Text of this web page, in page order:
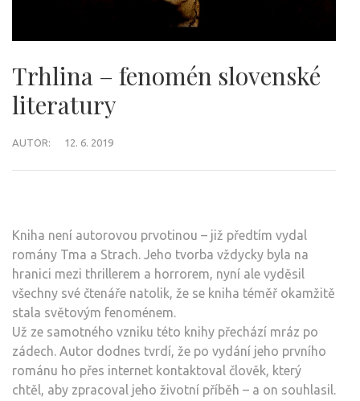
Trhlina – fenomén slovenské
literatury
AUTOR: 12. 6. 2019
Kniha není autorovou prvotinou – již předtím vydal
romány Tma a Strach. Jeho tvorba vždycky byla na
hranici mezi thrillerem a horrorem, nyní ale vyděsil
všechny své čtenáře natolik, že se kniha téměř okamžitě
stala světovým fenoménem.
Už ze samotného vzniku této knihy přechází mráz po
zádech. Autor dodnes tvrdí, že po vydání jeho prvního
románu ho přes internet kontaktoval člověk, který
chtěl, aby zpracoval jeho životní příběh – a on souhlasil.